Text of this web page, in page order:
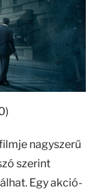
nagyszerű
szerint
Egy akció-